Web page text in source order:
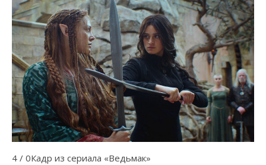
4 / 0Кадр из сериала «Ведьмак»